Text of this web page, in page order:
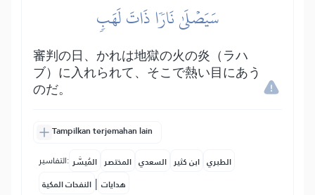
سَيَصۡلَىٰ نَارٗا ذَاتَ لَهَبٖ
審判の日、かれは地獄の火の炎（ラハ
ブ）に入れられて、そこで熱い目にあう
のだ。
Tampilkan terjemahan lain
التفاسير: المُيسَّر المختصر السعدي ابن كثير الطبري
النفحات المكية | هدايات